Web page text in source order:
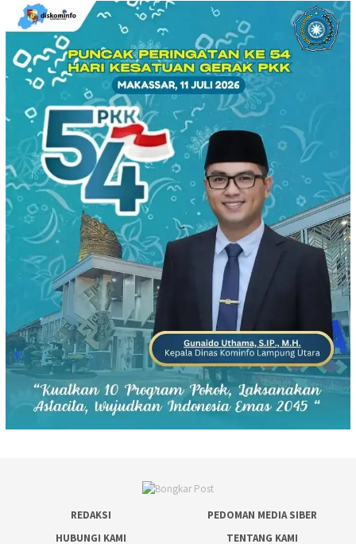
REDAKSI
PEDOMAN MEDIA SIBER
HUBUNGI KAMI
TENTANG KAMI